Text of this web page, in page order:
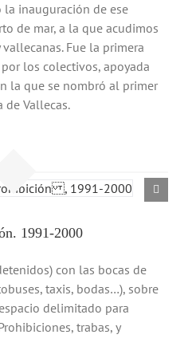
inauguración de ese
de mar, a la que acudimos
Fue la primera
los colectivos, apoyada
la que se nombró al primer
de Vallecas.
1991-2000
con las bocas de
taxis, bodas…), sobre
delimitado para
trabas, y